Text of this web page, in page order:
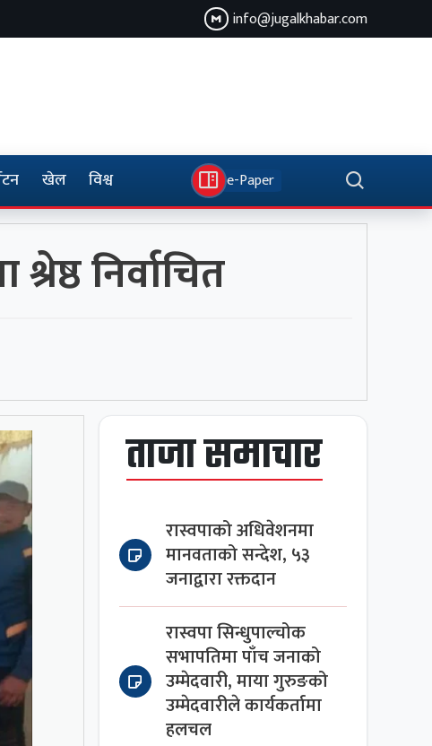
info@jugalkhabar.com
खेल विश्व e-Paper
निर्वाचित
ताजा समाचार
रास्वपाको अधिवेशनमा
मानवताको सन्देश, ५३
जनाद्वारा रक्तदान
रास्वपा सिन्धुपाल्चोक
सभापतिमा पाँच जनाको
उम्मेदवारी, माया गुरुङको
उम्मेदवारीले कार्यकर्तामा
हलचल